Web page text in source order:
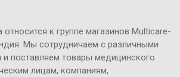
к группе магазинов Multicare-
Мы сотрудничаем с различными
и поставляем товары медицинского
лицам, компаниям,